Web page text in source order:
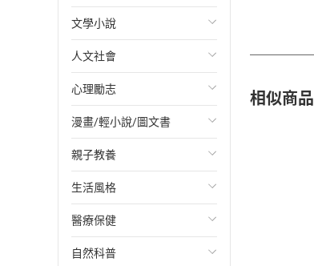
投資理財
經濟/趨勢
財務/金融
管理/領導
職場工作術
成功法
行銷/廣告
傳記
文學小說
歐美文學
日本文學
韓國文學
華文文學
經典文學
成長/家庭生活小說
懸疑/推理小說
人文社會
國際關係
政治
社會科學
台灣/中國歷史
日/韓歷史
其他歷史/史學
心理勵志
心靈成長/情緒
人際關係
兩性關係
心理學
漫畫/輕小說/圖文書
輕小說
奇幻/科幻
愛情故事
職場/社會寫實
親子教養
教育現場
兒童文學/故事
兒童科普/學習
生活風格
飲食/食譜
健身/美顏
醫療保健
健康/養生
自然科普
相似商品